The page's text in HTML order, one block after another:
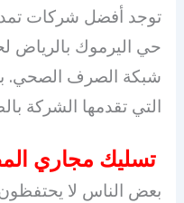
توجد أفضل شركات
حي اليرموك بالرياض
شبكة الصرف الصحي.
التي تقدمها الشركة
تسليك مجاري
بعض الناس لا